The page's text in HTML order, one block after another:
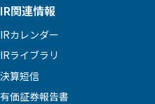
IR関連情報
IRカレンダー
IRライブラリ
決算短信
有価証券報告書